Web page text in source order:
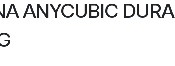
ANYCUBIC DURA